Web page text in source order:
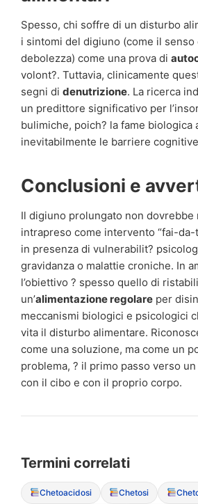
Spesso, chi soffre di un disturbo
i sintomi del digiuno (come il senso
debolezza) come una prova di
volont?. Tuttavia, clinicamente
segni di denutrizione. La ricerca
un predittore significativo per
bulimiche, poich? la fame biologica
inevitabilmente le barriere
Conclusioni e
Il digiuno prolungato non dovrebbe
intrapreso come intervento “fai-da-
in presenza di vulnerabilit?
gravidanza o malattie croniche. In
l’obiettivo ? spesso quello di
un’alimentazione regolare per
meccanismi biologici e psicologici
vita il disturbo alimentare.
come una soluzione, ma come un
problema, ? il primo passo verso
con il cibo e con il proprio corpo.
Termini correlati
Chetoacidosi Chetosi